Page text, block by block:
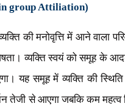
group Attiliation)
की मनोवृत्ति में आने वाला
व्यक्ति स्वयं को समूह के
यह समूह में व्यक्ति की
तेजी से आएगा जबकि कम महत्व